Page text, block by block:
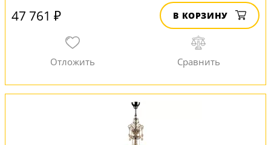
47 761 ₽ В КОРЗИНУ